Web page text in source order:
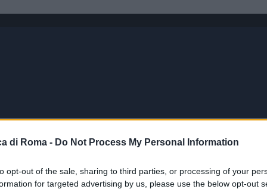
di Roma - Do Not Process My Personal Information
opt-out of the sale, sharing to third parties, or processing of your
for targeted advertising by us, please use the below opt-out